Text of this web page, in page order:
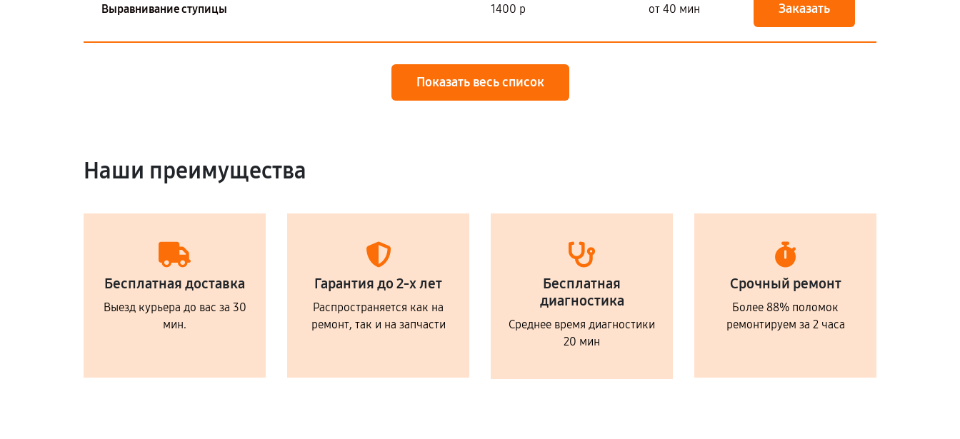
Выравнивание ступицы 1400 р от 40 мин Заказать
Показать весь список
Наши преимущества
Бесплатная доставка
Выезд курьера до вас за 30
мин.
Гарантия до 2-х лет
Распространяется как на
ремонт, так и на запчасти
Бесплатная
диагностика
Среднее время диагностики
20 мин
Срочный ремонт
Более 88% поломок
ремонтируем за 2 часа